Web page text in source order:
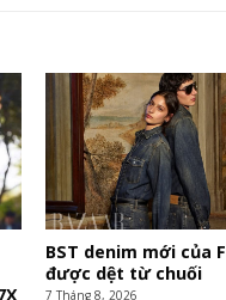
BST denim mới của
được dệt từ chuối
7 Tháng 8, 2026